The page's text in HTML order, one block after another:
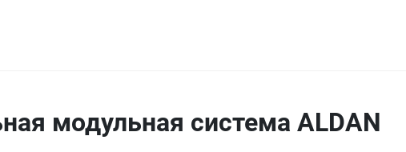
модульная система ALDAN